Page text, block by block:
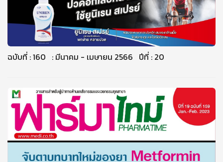
ฉบับที่ : 160 : มีนาคม - เมษายน 2566 ปีที่ : 20